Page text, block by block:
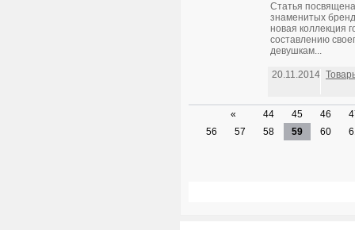
Статья
знаменитых
новая коллекция
составлению
девушкам...
20.11.2014
« 44 45 46
56
57 58 59 60